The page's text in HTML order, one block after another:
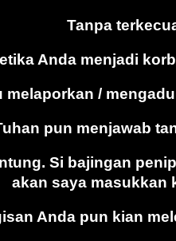
Tanpa
Anda menjadi
melaporkan /
pun menjawab
Si bajingan
akan saya masukkan
Anda pun kian